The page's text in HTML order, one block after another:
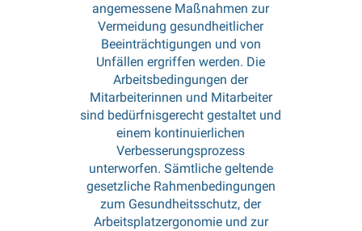
angemessene Maßnahmen zur
Vermeidung gesundheitlicher
Beeinträchtigungen und von
Unfällen ergriffen werden. Die
Arbeitsbedingungen der
Mitarbeiterinnen und Mitarbeiter
sind bedürfnisgerecht gestaltet und
einem kontinuierlichen
Verbesserungsprozess
unterworfen. Sämtliche geltende
gesetzliche Rahmenbedingungen
zum Gesundheitsschutz, der
Arbeitsplatzergonomie und zur